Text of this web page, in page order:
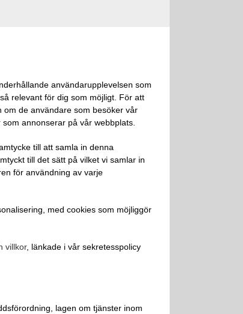
användarupplevelsen som
relevant för dig som möjligt. För att
om de användare som besöker vår
annonserar på vår webbplats.
till att samla in denna
till det sätt på vilket vi samlar in
för användning av varje
med cookies som möjliggör
villkor, länkade i vår sekretesspolicy
lagen om tjänster inom